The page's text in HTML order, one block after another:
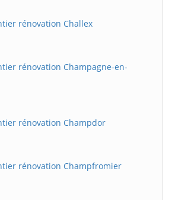
rénovation Challex
rénovation Champagne-en-
rénovation Champdor
rénovation Champfromier